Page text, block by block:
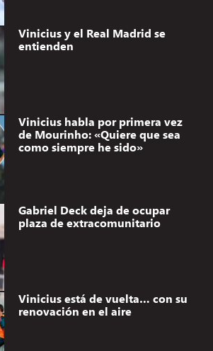
Vinicius y el Real Madrid se
entienden
Vinicius habla por primera vez
de Mourinho: «Quiere que sea
como siempre he sido»
Gabriel Deck deja de ocupar
plaza de extracomunitario
Vinicius está de vuelta… con su
renovación en el aire